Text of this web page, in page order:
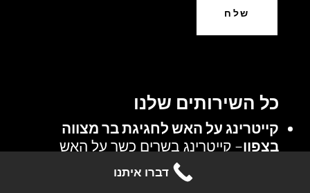
שלח
כל השירותים שלנו
קייטרינג על האש לחגיגת בר מצווה
בצפון– קייטרינג בשרים כשר על האש
לחגיגות בר מצווה קטנה או גדולה.
קייטרינג על האש למסיבת בת מצווה
דברו איתנו